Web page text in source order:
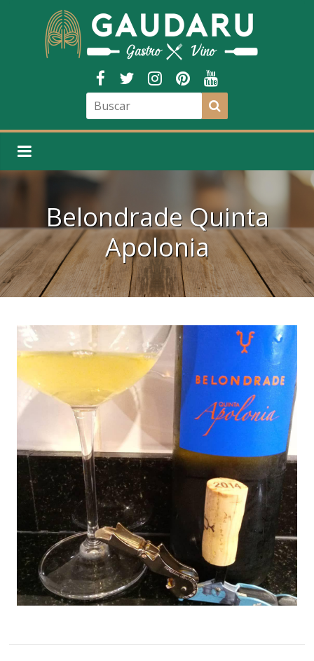
Belondrade Quinta
Apolonia